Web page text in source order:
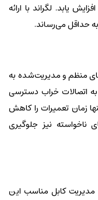
یابد. لگراند با ارائه
حداقل می‌رساند.
منظم و مدیریت‌شده به
اتصالات خراب دسترسی
زمان تعمیرات را کاهش
ناخواسته نیز جلوگیری
مدیریت کابل مناسب این